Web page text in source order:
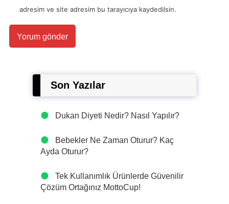
adresim ve site adresim bu tarayıcıya kaydedilsin.
Son Yazılar
Dukan Diyeti Nedir? Nasıl Yapılır?
Bebekler Ne Zaman Oturur? Kaç
Ayda Oturur?
Tek Kullanımlık Ürünlerde Güvenilir
Çözüm Ortağınız MottoCup!